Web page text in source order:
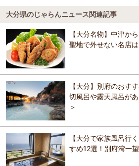
幸崎駅
熊崎駅
九州自然動物公園アフリカンサファリ
別府地獄めぐり 海地獄
竹瓦温泉
日田・天ヶ瀬・耶馬渓
臼杵 湯の里
川口屋旅館別亭久楽
ホテルルートイン佐伯駅前
臼杵 湯の里
川口屋旅館別亭久楽
HOTEL AZ 大分津久見店
ホテルニューうすき
ホテルルートイン佐伯駅前
HOTEL AZ 大分佐伯店
クレドホテル臼杵
ビジネスホテル清風荘
佐伯城跡
4.0
おすすめの
大分県のじゃらんニュース関連記事
【大分名物】中津か
聖地で外せない名店は
【大分】別府のおす
切風呂や露天風呂が
＞
【大分で家族風呂行
すめ12選！別府湾一